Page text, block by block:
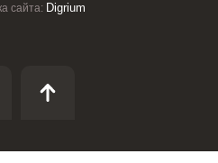
сайта: Digrium